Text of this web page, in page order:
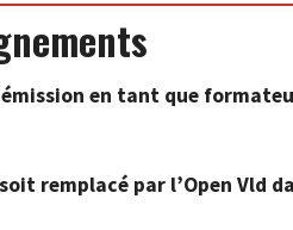
en tant que
remplacé par l’Open Vld